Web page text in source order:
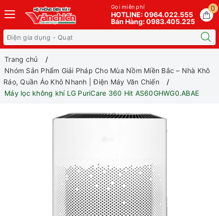
0
Gọi miễn phí
HOTLINE: 0964.022.555
Bán Hàng: 0983.405.225
Trang chủ
Nhóm Sản Phẩm Giải Pháp Cho Mùa Nồm Miền Bắc – Nhà Khô
Ráo, Quần Áo Khô Nhanh | Điện Máy Văn Chiến
Máy lọc không khí LG PuriCare 360 Hit AS60GHWG0.ABAE